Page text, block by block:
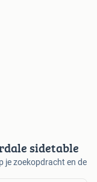
sidetable
je zoekopdracht en de